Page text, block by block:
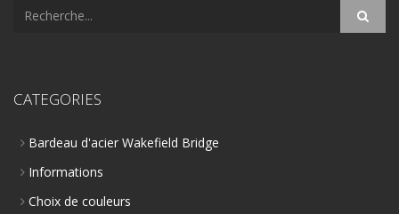
CATEGORIES
Bardeau d'acier Wakefield Bridge
Informations
Choix de couleurs